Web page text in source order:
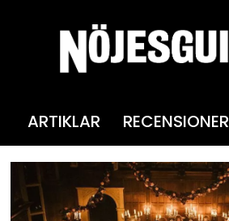
ARTIKLAR RECENSIONER